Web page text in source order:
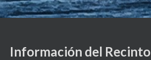
Información del Recinto